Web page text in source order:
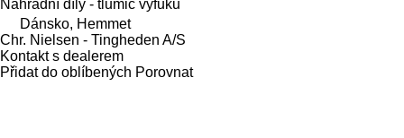
Náhradní díly - tlumič výfuku
Dánsko, Hemmet
Chr. Nielsen - Tingheden A/S
Kontakt s dealerem
Přidat do oblíbených Porovnat